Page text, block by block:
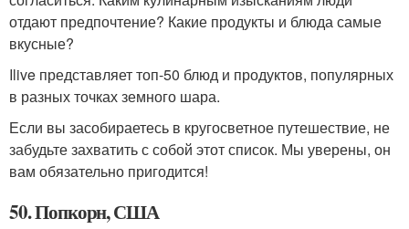
отдают предпочтение? Какие продукты и блюда самые
вкусные?
Ilive представляет топ-50 блюд и продуктов, популярных
в разных точках земного шара.
Если вы засобираетесь в кругосветное путешествие, не
забудьте захватить с собой этот список. Мы уверены, он
вам обязательно пригодится!
50. Попкорн, США